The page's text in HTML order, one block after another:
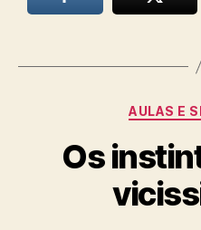
AULAS E
Os